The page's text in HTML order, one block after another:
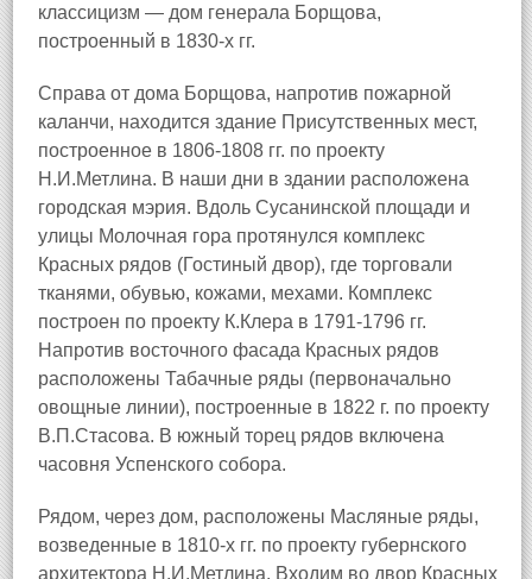
классицизм — дом генерала Борщова,
построенный в 1830-х гг.
Справа от дома Борщова, напротив пожарной
каланчи, находится здание Присутственных мест,
построенное в 1806-1808 гг. по проекту
Н.И.Метлина. В наши дни в здании расположена
городская мэрия. Вдоль Сусанинской площади и
улицы Молочная гора протянулся комплекс
Красных рядов (Гостиный двор), где торговали
тканями, обувью, кожами, мехами. Комплекс
построен по проекту К.Клера в 1791-1796 гг.
Напротив восточного фасада Красных рядов
расположены Табачные ряды (первоначально
овощные линии), построенные в 1822 г. по проекту
В.П.Стасова. В южный торец рядов включена
часовня Успенского собора.
Рядом, через дом, расположены Масляные ряды,
возведенные в 1810-х гг. по проекту губернского
архитектора Н.И.Метлина. Входим во двор Красных